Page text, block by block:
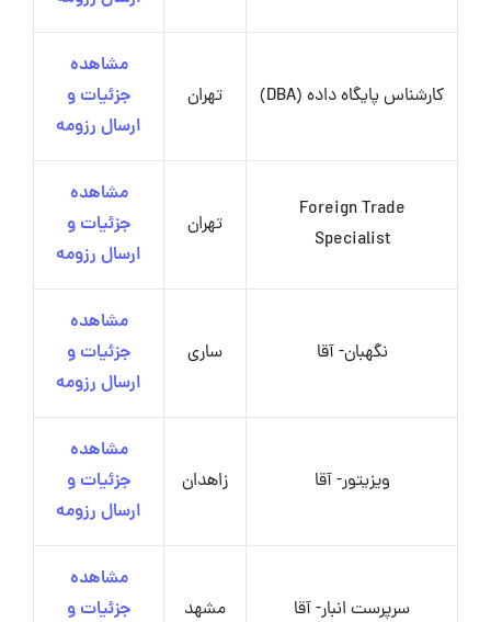
کارشناس پایگاه داده (DBA) تهران
مشاهده
جزئیات و
ارسال رزومه
Foreign Trade
Specialist
تهران
مشاهده
جزئیات و
ارسال رزومه
نگهبان- آقا ساری
مشاهده
جزئیات و
ارسال رزومه
ویزیتور- آقا زاهدان
مشاهده
جزئیات و
ارسال رزومه
سرپرست انبار- آقا مشهد
مشاهده
جزئیات و